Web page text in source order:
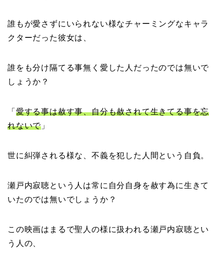
誰もが愛さずにいられない様なチャーミングなキャラ
クターだった彼女は、
誰をも分け隔てる事無く愛した人だったのでは無いで
しょうか？
「 愛する事は赦す事、自分も赦されて生きてる事を忘
れないで 」
世に糾弾される様な、不義を犯した人間という自負。
瀬戸内寂聴という人は常に自分自身を赦す為に生きて
いたのでは無いでしょうか？
この映画はまるで聖人の様に扱われる瀬戸内寂聴とい
う人の、